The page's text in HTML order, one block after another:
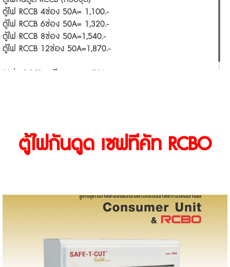
ตู้ไฟ RCCB 4ช่อง 50A= 1,100.-
ตู้ไฟ RCCB 6ช่อง 50A= 1,320.-
ตู้ไฟ RCCB 8ช่อง 50A=1,540.-
ตู้ไฟ RCCB 12ช่อง 50A=1,870.-
**รุ่น RCCB จะมีเฉพาะเมน 50A
ตู้ไฟกันดูด เซฟทีคัท RCBO